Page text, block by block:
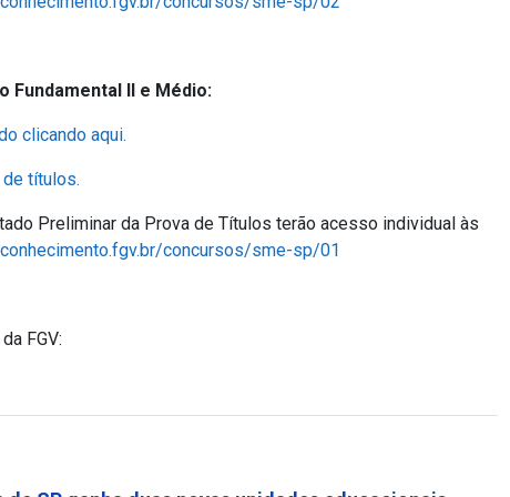
Fundamental II e Médio:
clicando aqui.
títulos.
Preliminar da Prova de Títulos terão acesso individual às
concursos/sme-sp/01
FGV: